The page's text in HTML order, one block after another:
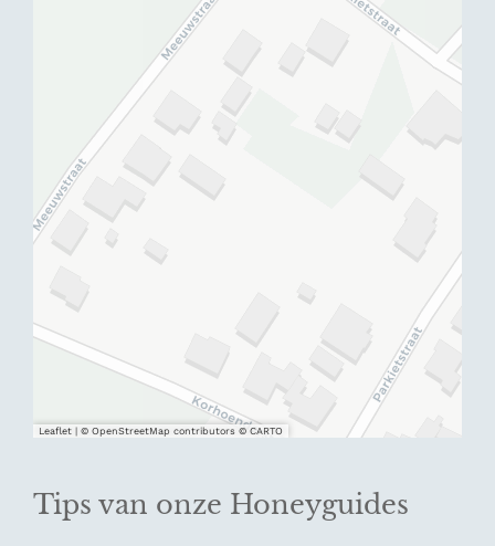
Tips van onze Honeyguides
Leaflet | © OpenStreetMap contributors © CARTO